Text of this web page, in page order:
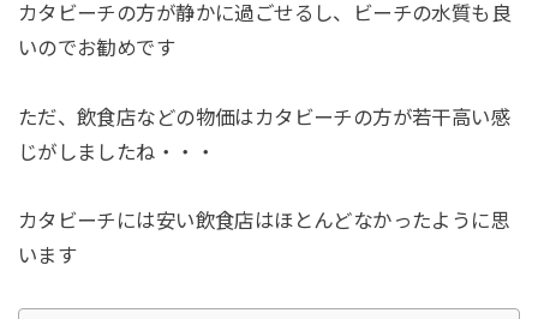
カタビーチの方が静かに過ごせるし、ビーチの水質も良
いのでお勧めです
ただ、飲食店などの物価はカタビーチの方が若干高い感
じがしましたね・・・
カタビーチには安い飲食店はほとんどなかったように思
います